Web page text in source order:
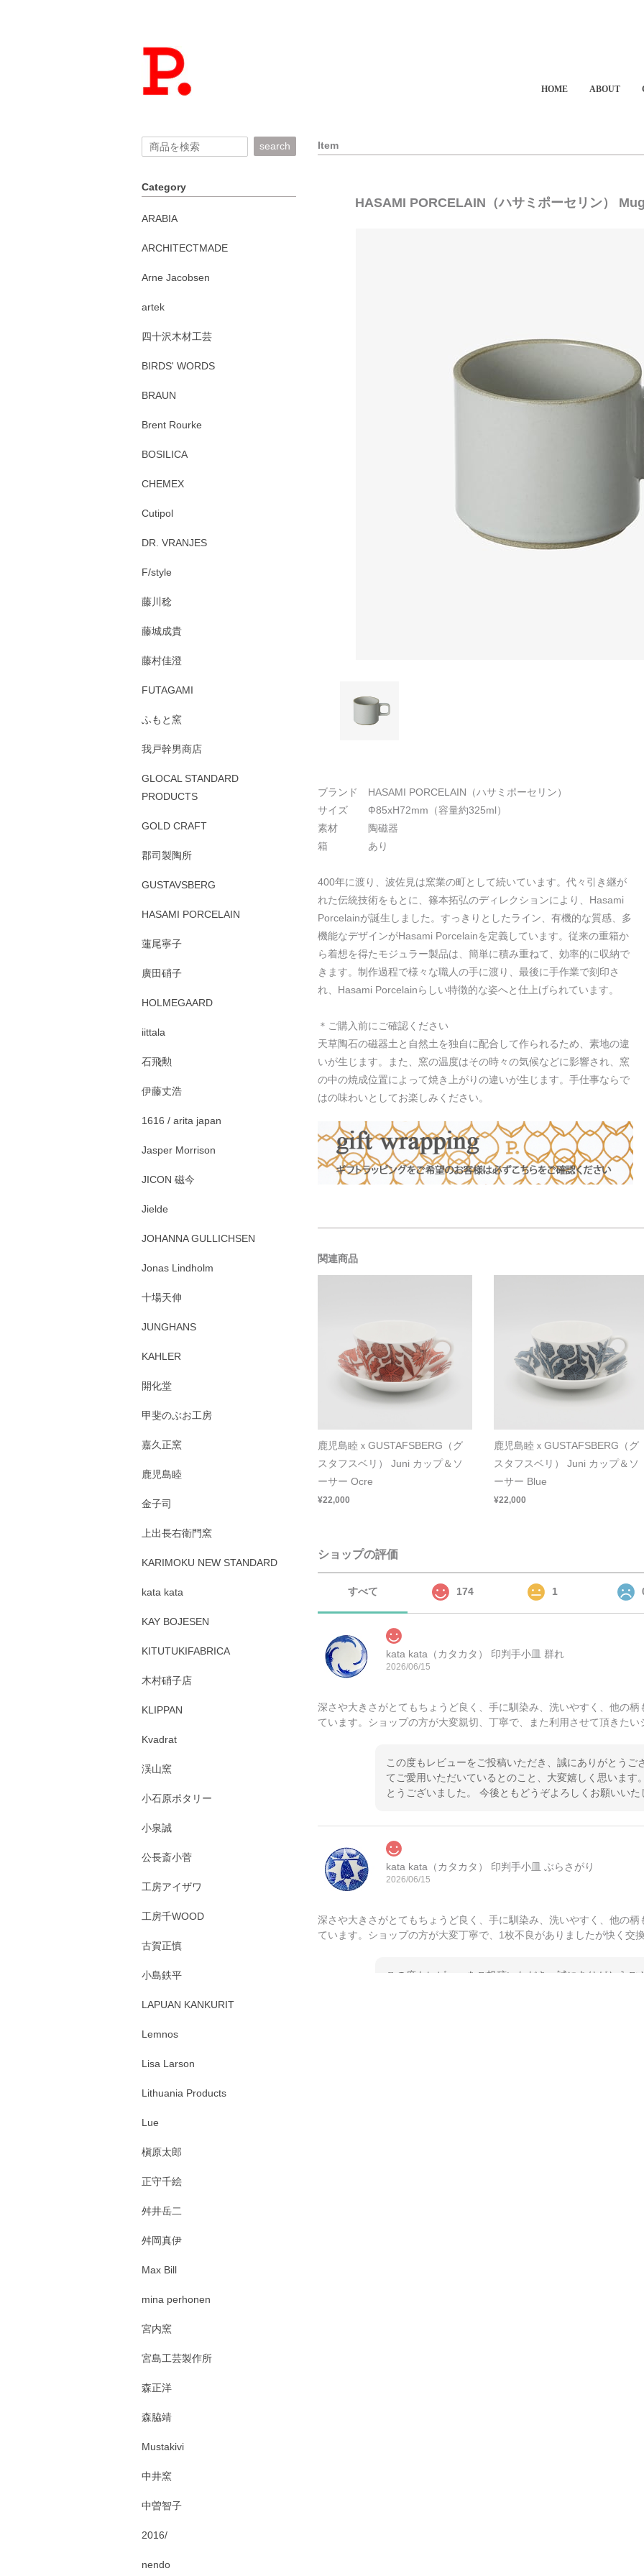
HOME ABOUT
Item
HASAMI PORCELAIN（ハサミポーセリン）
ブランド HASAMI PORCELAIN（ハサミポーセリン）
サイズ Ф85xH72mm（容量約325ml）
素材 陶磁器
箱 あり
400年に渡り、波佐見は窯業の町として続いています。代々引き継が
れた伝統技術をもとに、篠本拓弘のディレクションにより、Hasami
Porcelainが誕生しました。すっきりとしたライン、有機的な質感、多
機能なデザインがHasami Porcelainを定義しています。従来の重箱か
ら着想を得たモジュラー製品は、簡単に積み重ねて、効率的に収納で
きます。制作過程で様々な職人の手に渡り、最後に手作業で刻印さ
れ、Hasami Porcelainらしい特徴的な姿へと仕上げられています。
＊ご購入前にご確認ください
天草陶石の磁器土と自然土を独自に配合して作られるため、素地の違
いが生じます。また、窯の温度はその時々の気候などに影響され、窯
の中の焼成位置によって焼き上がりの違いが生じます。手仕事ならで
はの味わいとしてお楽しみください。
関連商品
鹿児島睦ｘGUSTAFSBERG（グ
スタフスベリ） Juni カップ＆ソ
ーサー Ocre
¥22,000
鹿児島睦ｘGUSTAFSBERG（グ
スタフスベリ） Juni カップ＆ソ
ーサー Blue
¥22,000
ショップの評価
すべて 174 1
kata kata（カタカタ） 印判手小皿 群れ
2026/06/15
深さや大きさがとてもちょうど良く、手に馴染み、洗いやすく、他の
ています。ショップの方が大変親切、丁寧で、また利用させて頂きたい
この度もレビューをご投稿いただき、誠にありがとうご
てご愛用いただいているとのこと、大変嬉しく思います
とうございました。 今後ともどうぞよろしくお願いいた
kata kata（カタカタ） 印判手小皿 ぶらさがり
2026/06/15
深さや大きさがとてもちょうど良く、手に馴染み、洗いやすく、他の
ています。ショップの方が大変丁寧で、1枚不良がありましたが快く交
この度もレビューをご投稿いただき、誠にありがとう
search
Category
ARABIA
ARCHITECTMADE
Arne Jacobsen
artek
四十沢木材工芸
BIRDS' WORDS
BRAUN
Brent Rourke
BOSILICA
CHEMEX
Cutipol
DR. VRANJES
F/style
藤川稔
藤城成貴
藤村佳澄
FUTAGAMI
ふもと窯
我戸幹男商店
GLOCAL STANDARD
PRODUCTS
GOLD CRAFT
郡司製陶所
GUSTAVSBERG
HASAMI PORCELAIN
蓮尾寧子
廣田硝子
HOLMEGAARD
iittala
石飛勲
伊藤丈浩
1616 / arita japan
Jasper Morrison
JICON 磁今
Jielde
JOHANNA GULLICHSEN
Jonas Lindholm
十場天伸
JUNGHANS
KAHLER
開化堂
甲斐のぶお工房
嘉久正窯
鹿児島睦
金子司
上出長右衛門窯
KARIMOKU NEW STANDARD
kata kata
KAY BOJESEN
KITUTUKIFABRICA
木村硝子店
KLIPPAN
Kvadrat
渓山窯
小石原ポタリー
小泉誠
公長斎小菅
工房アイザワ
工房千WOOD
古賀正慎
小島鉄平
LAPUAN KANKURIT
Lemnos
Lisa Larson
Lithuania Products
Lue
槇原太郎
正守千絵
舛井岳二
舛岡真伊
Max Bill
mina perhonen
宮内窯
宮島工芸製作所
森正洋
森脇靖
Mustakivi
中井窯
中曽智子
2016/
nendo